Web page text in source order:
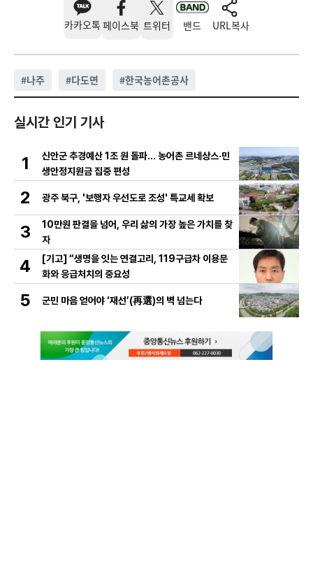
카카오톡 페이스북 트위터 밴드 URL복사
#나주 #다도면 #한국농어촌공사
실시간 인기 기사
1
신안군 추경예산 1조 원 돌파… 농어촌 르네상스·민
생안정지원금 집중 편성
2 광주 북구, '보행자 우선도로 조성' 특교세 확보
3
10만원 판결을 넘어, 우리 삶의 가장 높은 가치를 찾
자
4
[기고] “생명을 잇는 연결고리, 119구급차 이용문
화와 응급처치의 중요성
5 군민 마음 얻어야 ‘재선’(再選)의 벽 넘는다